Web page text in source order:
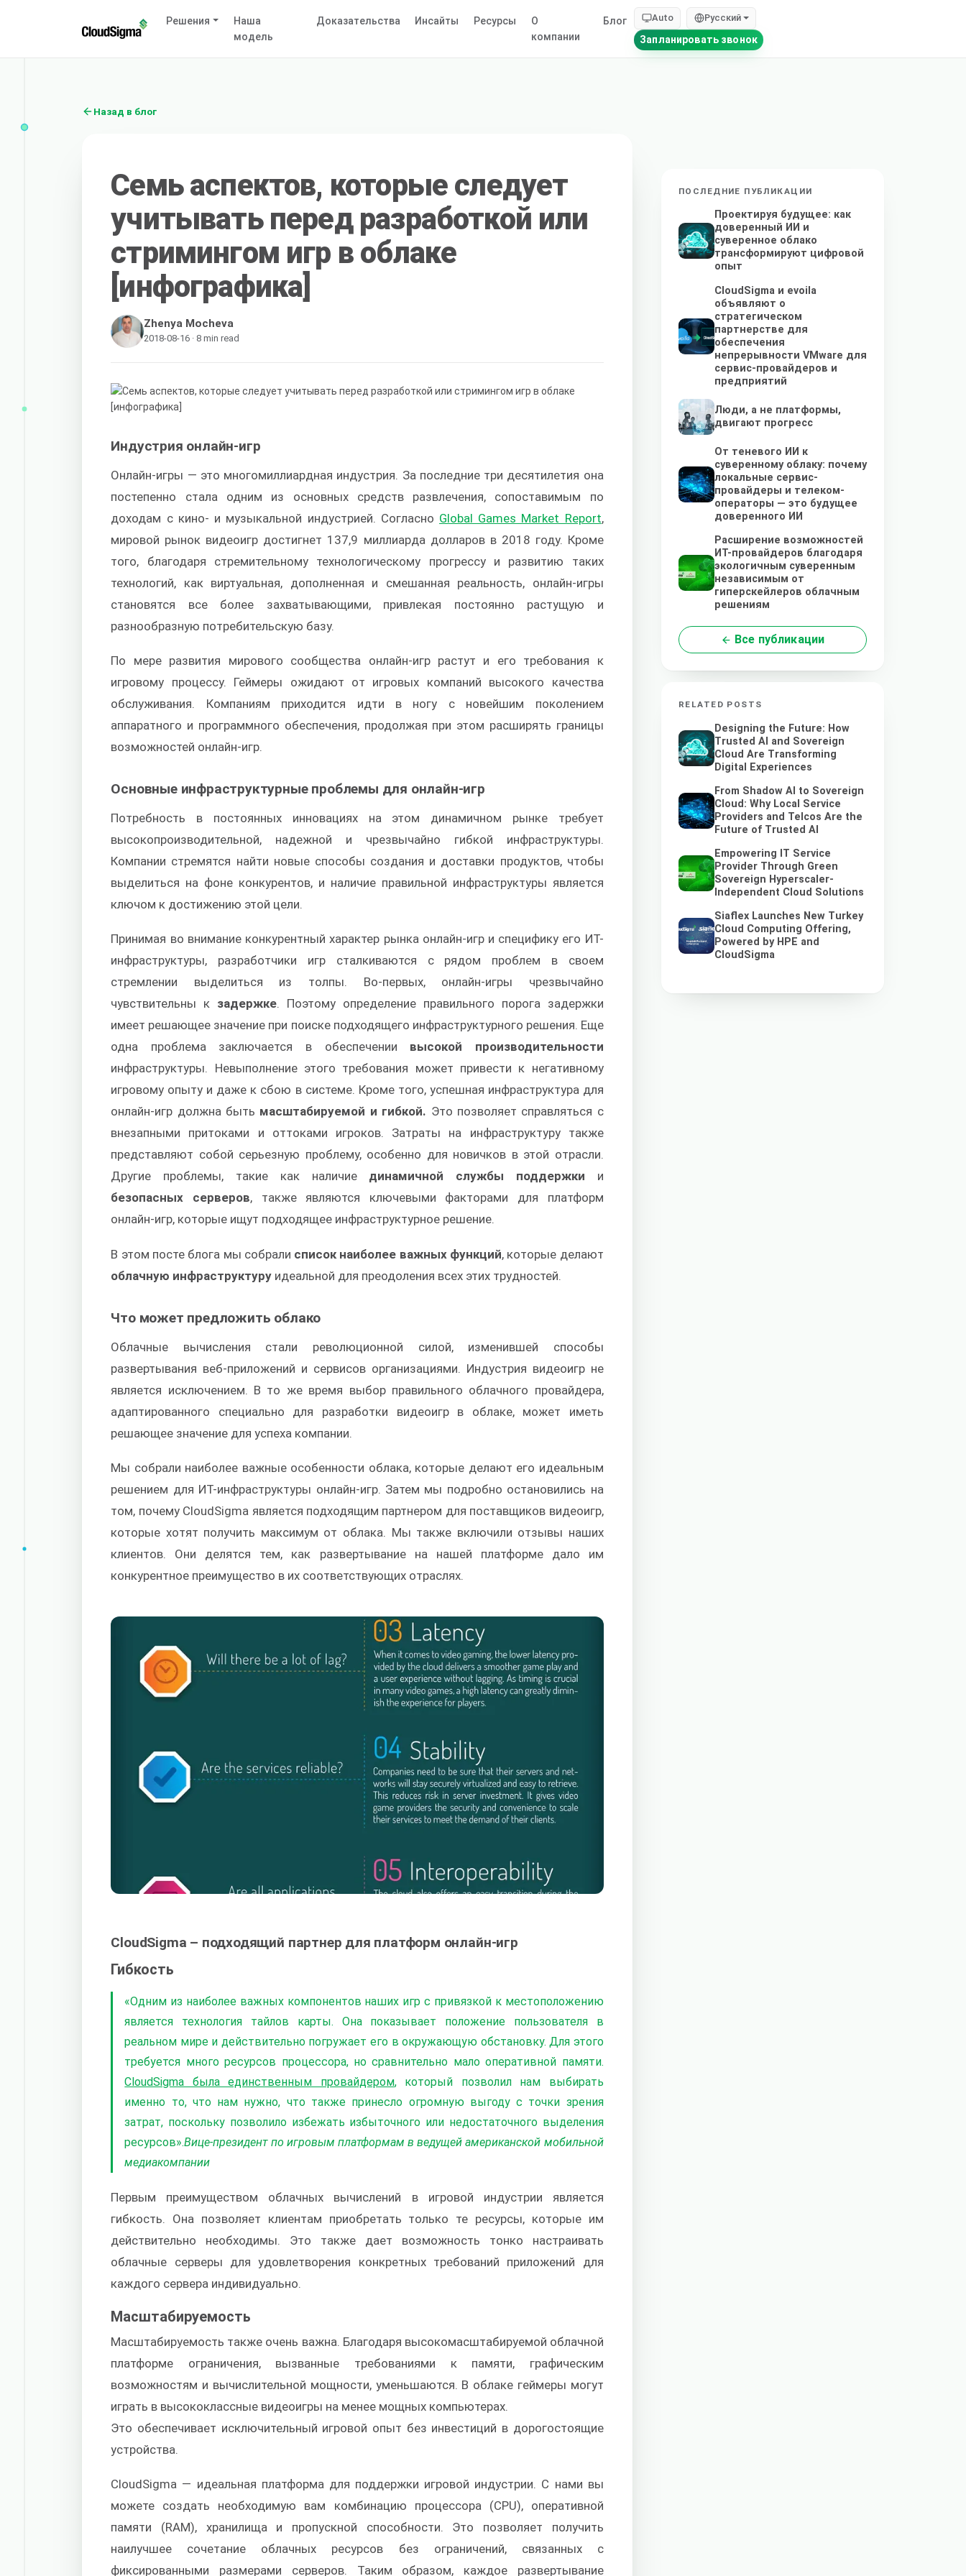
Решения
Наша
модель
Доказательства Инсайты Ресурсы
О
компании
Блог Auto Русский
Запланировать звонок
Назад в блог
Семь аспектов, которые следует
учитывать перед разработкой или
стримингом игр в облаке
[инфографика]
Zhenya Mocheva
2018-08-16 · 8 min read
Индустрия онлайн-игр
Онлайн-игры — это многомиллиардная индустрия. За последние три десятилетия она
постепенно стала одним из основных средств развлечения, сопоставимым по
доходам с кино- и музыкальной индустрией. Согласно Global Games Market Report,
мировой рынок видеоигр достигнет 137,9 миллиарда долларов в 2018 году. Кроме
того, благодаря стремительному технологическому прогрессу и развитию таких
технологий, как виртуальная, дополненная и смешанная реальность, онлайн-игры
становятся все более захватывающими, привлекая постоянно растущую и
разнообразную потребительскую базу.
По мере развития мирового сообщества онлайн-игр растут и его требования к
игровому процессу. Геймеры ожидают от игровых компаний высокого качества
обслуживания. Компаниям приходится идти в ногу с новейшим поколением
аппаратного и программного обеспечения, продолжая при этом расширять границы
возможностей онлайн-игр.
Основные инфраструктурные проблемы для онлайн-игр
Потребность в постоянных инновациях на этом динамичном рынке требует
высокопроизводительной, надежной и чрезвычайно гибкой инфраструктуры.
Компании стремятся найти новые способы создания и доставки продуктов, чтобы
выделиться на фоне конкурентов, и наличие правильной инфраструктуры является
ключом к достижению этой цели.
Принимая во внимание конкурентный характер рынка онлайн-игр и специфику его ИТ-
инфраструктуры, разработчики игр сталкиваются с рядом проблем в своем
стремлении выделиться из толпы. Во-первых, онлайн-игры чрезвычайно
чувствительны к задержке. Поэтому определение правильного порога задержки
имеет решающее значение при поиске подходящего инфраструктурного решения. Еще
одна проблема заключается в обеспечении высокой производительности
инфраструктуры. Невыполнение этого требования может привести к негативному
игровому опыту и даже к сбою в системе. Кроме того, успешная инфраструктура для
онлайн-игр должна быть масштабируемой и гибкой. Это позволяет справляться с
внезапными притоками и оттоками игроков. Затраты на инфраструктуру также
представляют собой серьезную проблему, особенно для новичков в этой отрасли.
Другие проблемы, такие как наличие динамичной службы поддержки и
безопасных серверов, также являются ключевыми факторами для платформ
онлайн-игр, которые ищут подходящее инфраструктурное решение.
В этом посте блога мы собрали список наиболее важных функций, которые делают
облачную инфраструктуру идеальной для преодоления всех этих трудностей.
Что может предложить облако
Облачные вычисления стали революционной силой, изменившей способы
развертывания веб-приложений и сервисов организациями. Индустрия видеоигр не
является исключением. В то же время выбор правильного облачного провайдера,
адаптированного специально для разработки видеоигр в облаке, может иметь
решающее значение для успеха компании.
Мы собрали наиболее важные особенности облака, которые делают его идеальным
решением для ИТ-инфраструктуры онлайн-игр. Затем мы подробно остановились на
том, почему CloudSigma является подходящим партнером для поставщиков видеоигр,
которые хотят получить максимум от облака. Мы также включили отзывы наших
клиентов. Они делятся тем, как развертывание на нашей платформе дало им
конкурентное преимущество в их соответствующих отраслях.
CloudSigma – подходящий партнер для платформ онлайн-игр
Гибкость
«Одним из наиболее важных компонентов наших игр с привязкой к местоположению
является технология тайлов карты. Она показывает положение пользователя в
реальном мире и действительно погружает его в окружающую обстановку. Для этого
требуется много ресурсов процессора, но сравнительно мало оперативной памяти.
CloudSigma была единственным провайдером, который позволил нам выбирать
именно то, что нам нужно, что также принесло огромную выгоду с точки зрения
затрат, поскольку позволило избежать избыточного или недостаточного выделения
ресурсов».Вице-президент по игровым платформам в ведущей американской мобильной
медиакомпании
Первым преимуществом облачных вычислений в игровой индустрии является
гибкость. Она позволяет клиентам приобретать только те ресурсы, которые им
действительно необходимы. Это также дает возможность тонко настраивать
облачные серверы для удовлетворения конкретных требований приложений для
каждого сервера индивидуально.
Масштабируемость
Масштабируемость также очень важна. Благодаря высокомасштабируемой облачной
платформе ограничения, вызванные требованиями к памяти, графическим
возможностям и вычислительной мощности, уменьшаются. В облаке геймеры могут
играть в высококлассные видеоигры на менее мощных компьютерах.
Это обеспечивает исключительный игровой опыт без инвестиций в дорогостоящие
устройства.
CloudSigma — идеальная платформа для поддержки игровой индустрии. С нами вы
можете создать необходимую вам комбинацию процессора (CPU), оперативной
памяти (RAM), хранилища и пропускной способности. Это позволяет получить
наилучшее сочетание облачных ресурсов без ограничений, связанных с
фиксированными размерами серверов. Таким образом, каждое развертывание
ПОСЛЕДНИЕ ПУБЛИКАЦИИ
Проектируя будущее: как
доверенный ИИ и
суверенное облако
трансформируют цифровой
опыт
CloudSigma и evoila
объявляют о
стратегическом
партнерстве для
обеспечения
непрерывности VMware для
сервис-провайдеров и
предприятий
Люди, а не платформы,
двигают прогресс
От теневого ИИ к
суверенному облаку: почему
локальные сервис-
провайдеры и телеком-
операторы — это будущее
доверенного ИИ
Расширение возможностей
ИТ-провайдеров благодаря
экологичным суверенным
независимым от
гиперскейлеров облачным
решениям
Все публикации
RELATED POSTS
Designing the Future: How
Trusted AI and Sovereign
Cloud Are Transforming
Digital Experiences
From Shadow AI to Sovereign
Cloud: Why Local Service
Providers and Telcos Are the
Future of Trusted AI
Empowering IT Service
Provider Through Green
Sovereign Hyperscaler-
Independent Cloud Solutions
Siaflex Launches New Turkey
Cloud Computing Offering,
Powered by HPE and
CloudSigma